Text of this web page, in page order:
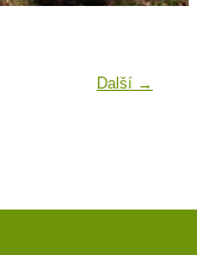
Další →